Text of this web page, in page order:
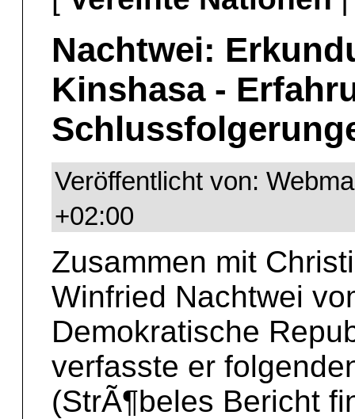
Nachtwei:
Kinshasa -
Veröffentlicht von:
+02:00
Zusammen mit
Winfried Nachtwei
Demokratische
verfasste er
(StrÃ¶beles Bericht